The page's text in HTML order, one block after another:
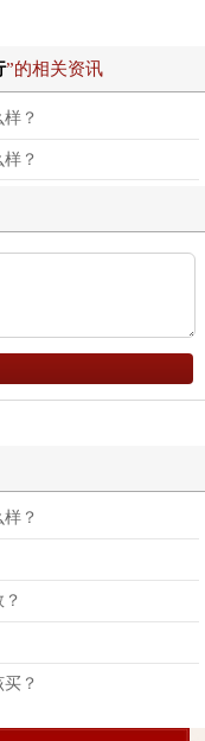
”的相关资讯
？
？
？
？